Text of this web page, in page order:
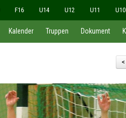
F16 U14 U12 U11 U10
Kalender Truppen Dokument
<